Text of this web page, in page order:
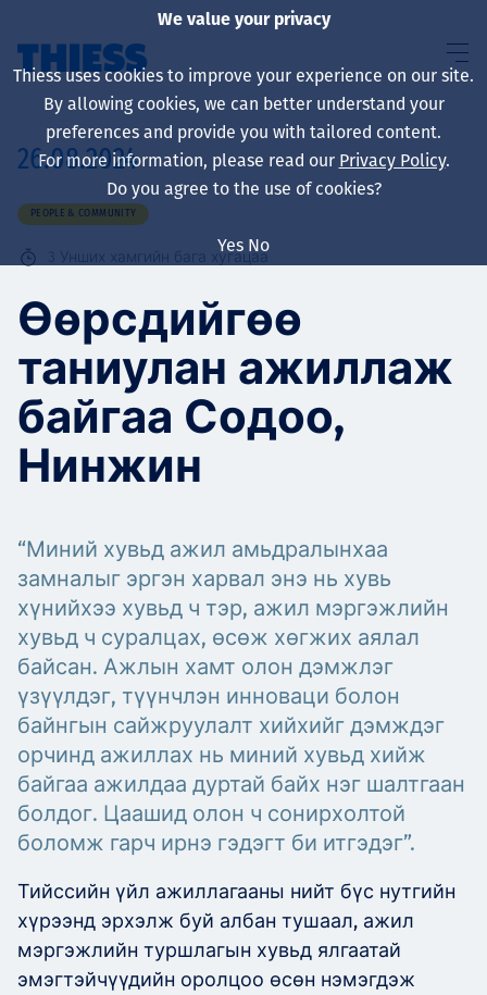
About us
Sustainability
Үйлчилгээ
Ажилтнууд ба
карьерын хөгжил
Contact
Мэдээ, мэдээлэл
26.08.2024
PEOPLE & COMMUNITY
3 Унших хамгийн бага хугацаа
Өөрсдийгөө
таниулан ажиллаж
байгаа Содоо,
Нинжин
“Миний хувьд ажил амьдралынхаа
замналыг эргэн харвал энэ нь хувь
хүнийхээ хувьд ч тэр, ажил мэргэжлийн
хувьд ч суралцах, өсөж хөгжих аялал
байсан. Ажлын хамт олон дэмжлэг
үзүүлдэг, түүнчлэн инноваци болон
байнгын сайжруулалт хийхийг дэмждэг
орчинд ажиллах нь миний хувьд хийж
байгаа ажилдаа дуртай байх нэг шалтгаан
болдог. Цаашид олон ч сонирхолтой
боломж гарч ирнэ гэдэгт би итгэдэг”.
Тийссийн үйл ажиллагааны нийт бүс нутгийн
хүрээнд эрхэлж буй албан тушаал, ажил
мэргэжлийн туршлагын хувьд ялгаатай
эмэгтэйчүүдийн оролцоо өсөн нэмэгдэж
We value your privacy
Thiess uses cookies to improve your experience on our site.
By allowing cookies, we can better understand your
preferences and provide you with tailored content.
For more information, please read our Privacy Policy.
Do you agree to the use of cookies?
Yes No